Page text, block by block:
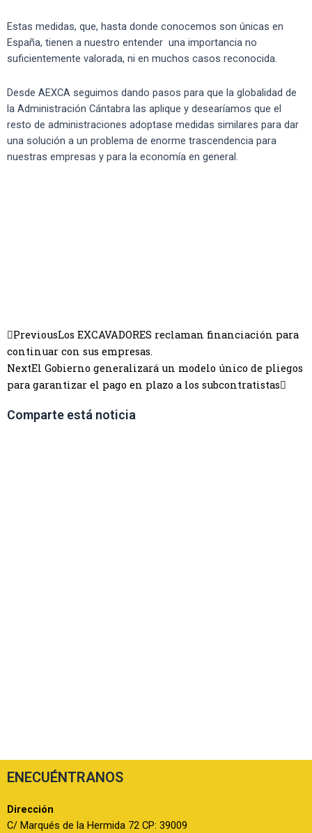
Estas medidas, que, hasta donde conocemos son únicas en
España, tienen a nuestro entender una importancia no
suficientemente valorada, ni en muchos casos reconocida.
Desde AEXCA seguimos dando pasos para que la globalidad de
la Administración Cántabra las aplique y desearíamos que el
resto de administraciones adoptase medidas similares para dar
una solución a un problema de enorme trascendencia para
nuestras empresas y para la economía en general.
PreviousLos EXCAVADORES reclaman financiación para
continuar con sus empresas.
NextEl Gobierno generalizará un modelo único de pliegos
para garantizar el pago en plazo a los subcontratistas
Comparte está noticia
ENECUÉNTRANOS
Dirección
C/ Marqués de la Hermida 72 CP: 39009